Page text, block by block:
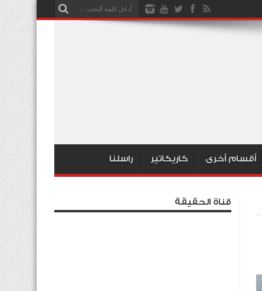
أقسام أخرى كاريكاتير راسلنا
قناة الحقيقة